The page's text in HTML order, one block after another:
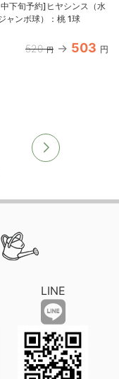
下旬予約]ヒヤシンス（水
ャンボ球）：桃 1球
520 円 503 円
LINE